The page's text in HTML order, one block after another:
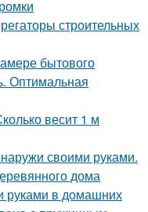
строительных
бытового
Оптимальная
весит 1 м
своими руками.
дома
руками в домашних